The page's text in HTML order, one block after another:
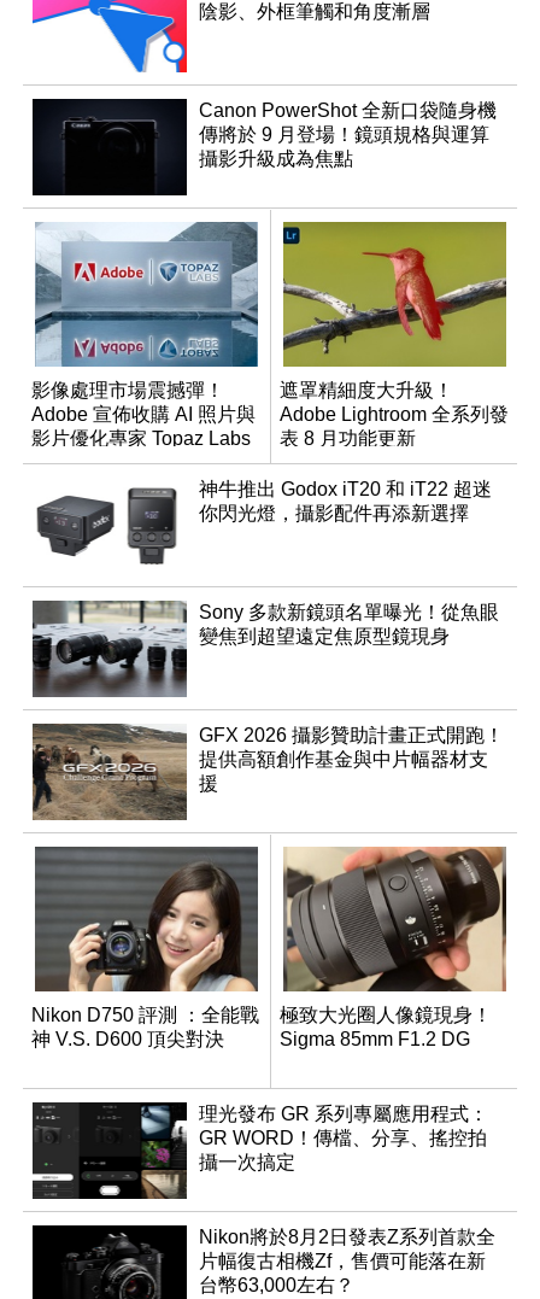
陰影、外框筆觸和角度漸層
Canon PowerShot 全新口袋隨身機
傳將於 9 月登場！鏡頭規格與運算
攝影升級成為焦點
影像處理市場震撼彈！
Adobe 宣佈收購 AI 照片與
影片優化專家 Topaz Labs
遮罩精細度大升級！
Adobe Lightroom 全系列發
表 8 月功能更新
神牛推出 Godox iT20 和 iT22 超迷
你閃光燈，攝影配件再添新選擇
Sony 多款新鏡頭名單曝光！從魚眼
變焦到超望遠定焦原型鏡現身
GFX 2026 攝影贊助計畫正式開跑！
提供高額創作基金與中片幅器材支
援
Nikon D750 評測 ：全能戰
神 V.S. D600 頂尖對決
極致大光圈人像鏡現身！
Sigma 85mm F1.2 DG
理光發布 GR 系列專屬應用程式：
GR WORD！傳檔、分享、搖控拍
攝一次搞定
Nikon將於8月2日發表Z系列首款全
片幅復古相機Zf，售價可能落在新
台幣63,000左右？